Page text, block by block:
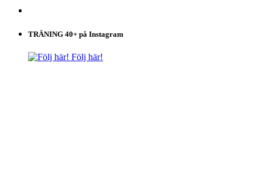
TRÄNING 40+ på Instagram
Följ här!